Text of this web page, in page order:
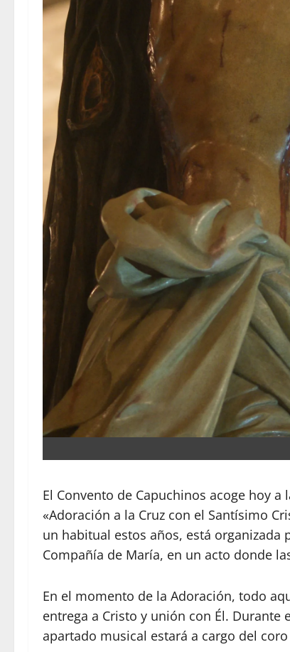
El Convento de Capuchinos acoge hoy
«Adoración a la Cruz con el Santísimo
un habitual estos años, está
Compañía de María, en un acto donde
En el momento de la Adoración, todo
entrega a Cristo y unión con Él. Durante
apartado musical estará a cargo del